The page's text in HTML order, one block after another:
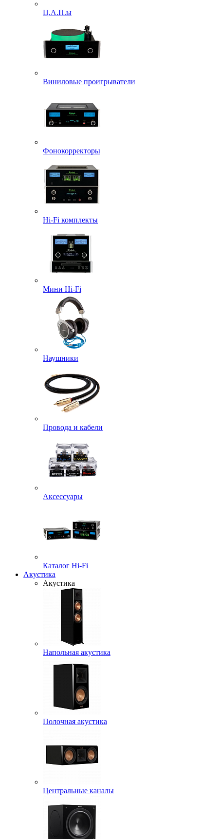
Ц.А.П.ы
Виниловые проигрыватели
Фонокорректоры
Hi-Fi комплекты
Мини Hi-Fi
Наушники
Провода и кабели
Аксессуары
Каталог Hi-Fi
Акустика
Акустика
Напольная акустика
Полочная акустика
Центральные каналы